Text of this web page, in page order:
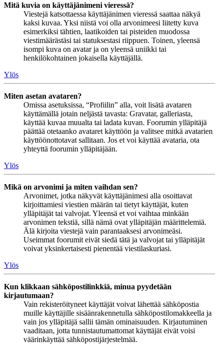
Mitä kuvia on käyttäjänimeni vieressä?
Viestejä katsottaessa käyttäjänimen vieressä saattaa näkyä
kaksi kuvaa. Yksi niistä voi olla arvonimeesi liitetty kuva
esimerkiksi tähtien, laatikoiden tai pisteiden muodossa
viestimäärästäsi tai statuksestasi riippuen. Toinen, yleensä
isompi kuva on avatar ja on yleensä uniikki tai
henkilökohtainen jokaisella käyttäjällä.
Ylös
Miten asetan avataren?
Omissa asetuksissa, “Profiilin” alla, voit lisätä avataren
käyttämällä jotain neljästä tavasta: Gravatar, galleriasta,
käyttää kuvaa muualta tai ladata kuvan. Foorumin ylläpitäjä
päättää otetaanko avataret käyttöön ja valitsee mitkä avatarien
käyttöönottotavat sallitaan. Jos et voi käyttää avataria, ota
yhteyttä foorumin ylläpitäjään.
Ylös
Mikä on arvonimi ja miten vaihdan sen?
Arvonimet, jotka näkyvät käyttäjänimesi alla osoittavat
kirjoittamiesi viestien määrän tai tietyt käyttäjät, kuten
ylläpitäjät tai valvojat. Yleensä et voi vaihtaa minkään
arvonimen tekstiä, sillä nämä ovat ylläpitäjän määrittelemiä.
Älä kirjoita viestejä vain parantaaksesi arvonimeäsi.
Useimmat foorumit eivät siedä tätä ja valvojat tai ylläpitäjät
voivat yksinkertaisesti pienentää viestilaskuriasi.
Ylös
Kun klikkaan sähköpostilinkkiä, minua pyydetään
kirjautumaan?
Vain rekisteröityneet käyttäjät voivat lähettää sähköpostia
muille käyttäjille sisäänrakennetulla sähköpostilomakkeella ja
vain jos ylläpitäjä sallii tämän ominaisuuden. Kirjautuminen
vaaditaan, jotta tunnistautumattomat käyttäjät eivät voisi
väärinkäyttää sähköpostijärjestelmää.